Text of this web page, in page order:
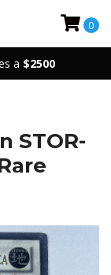
a $2500
0
STOR-